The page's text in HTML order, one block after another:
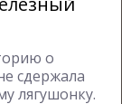
о
сдержала
лягушонку.